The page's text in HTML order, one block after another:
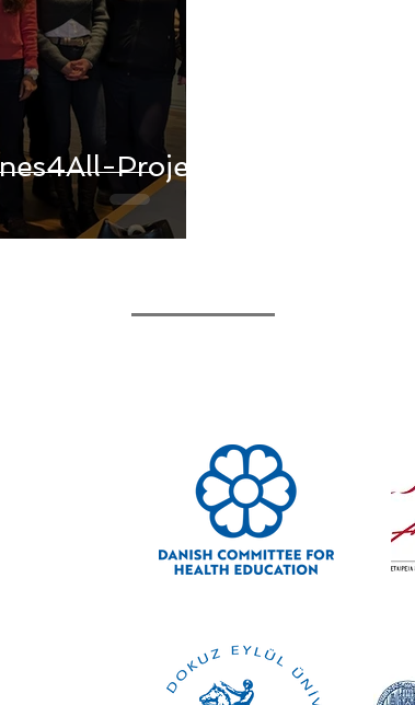
Projekt